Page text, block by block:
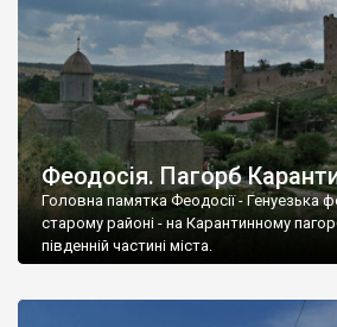
Феодосія. Пагорб
Головна памятка Феодосії - Генуезька
старому районі - на Карантинному
південній частині міста.